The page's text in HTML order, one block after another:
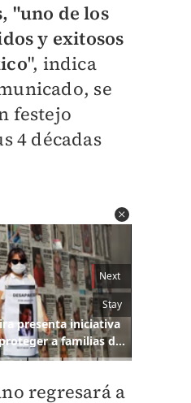
"uno de los
y exitosos
", indica
se
festejo
4 décadas
regresará a